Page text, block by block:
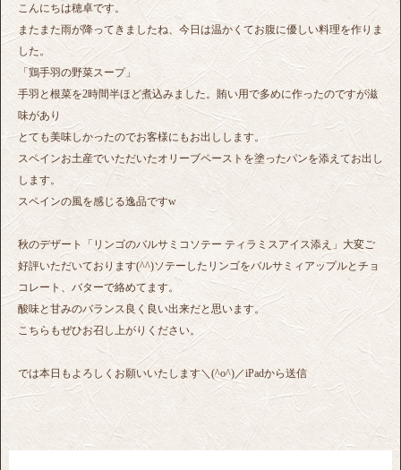
こんにちは穂卓です。
またまた雨が降ってきましたね、今日は温かくてお腹に優しい料理を作りま
した。
「鶏手羽の野菜スープ」
手羽と根菜を2時間半ほど煮込みました。賄い用で多めに作ったのですが滋
味があり
とても美味しかったのでお客様にもお出しします。
スペインお土産でいただいたオリーブペーストを塗ったパンを添えてお出し
します。
スペインの風を感じる逸品ですw
秋のデザート「リンゴのバルサミコソテー ティラミスアイス添え」大変ご
好評いただいております(^^)ソテーしたリンゴをバルサミィアップルとチョ
コレート、バターで絡めてます。
酸味と甘みのバランス良く良い出来だと思います。
こちらもぜひお召し上がりください。
では本日もよろしくお願いいたします＼(^o^)／iPadから送信